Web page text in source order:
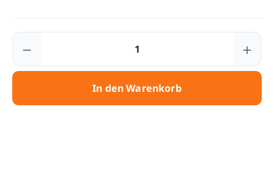
Produkt Anzahl: Gib den gewünschten
In den Warenkorb